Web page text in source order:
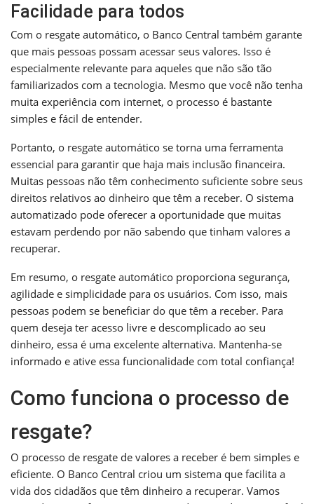
Facilidade para todos
Com o resgate automático, o Banco Central também garante
que mais pessoas possam acessar seus valores. Isso é
especialmente relevante para aqueles que não são tão
familiarizados com a tecnologia. Mesmo que você não tenha
muita experiência com internet, o processo é bastante
simples e fácil de entender.
Portanto, o resgate automático se torna uma ferramenta
essencial para garantir que haja mais inclusão financeira.
Muitas pessoas não têm conhecimento suficiente sobre seus
direitos relativos ao dinheiro que têm a receber. O sistema
automatizado pode oferecer a oportunidade que muitas
estavam perdendo por não sabendo que tinham valores a
recuperar.
Em resumo, o resgate automático proporciona segurança,
agilidade e simplicidade para os usuários. Com isso, mais
pessoas podem se beneficiar do que têm a receber. Para
quem deseja ter acesso livre e descomplicado ao seu
dinheiro, essa é uma excelente alternativa. Mantenha-se
informado e ative essa funcionalidade com total confiança!
Como funciona o processo de
resgate?
O processo de resgate de valores a receber é bem simples e
eficiente. O Banco Central criou um sistema que facilita a
vida dos cidadãos que têm dinheiro a recuperar. Vamos